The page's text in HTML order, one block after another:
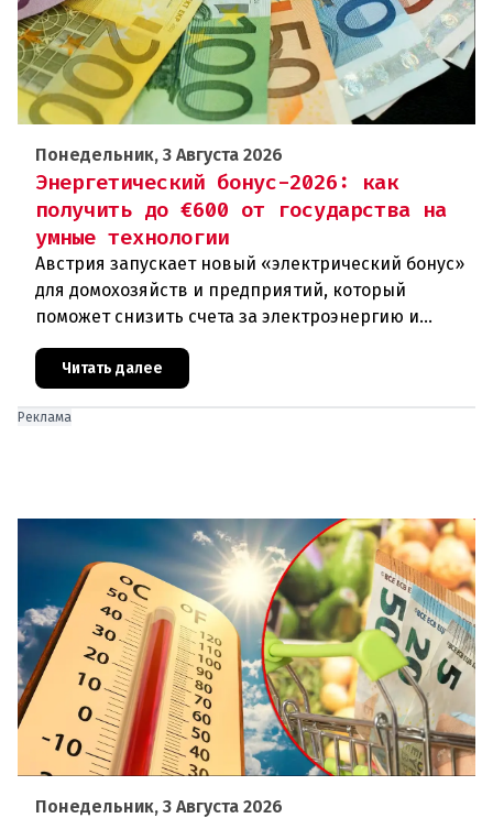
Понедельник, 3 Августа 2026
Энергетический бонус-2026: как
получить до €600 от государства на
умные технологии
Австрия запускает новый «электрический бонус»
для домохозяйств и предприятий, который
поможет снизить счета за электроэнергию и
получить до 600 евро на устано
Читать далее
Реклама
Понедельник, 3 Августа 2026